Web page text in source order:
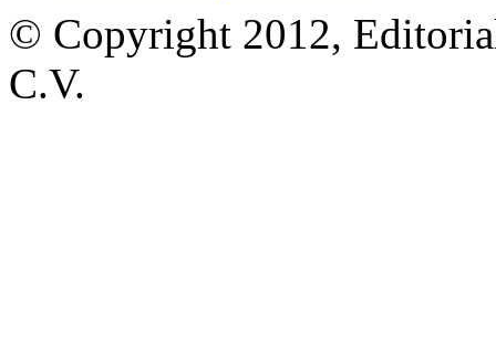
© Copyright 2012,
C.V.